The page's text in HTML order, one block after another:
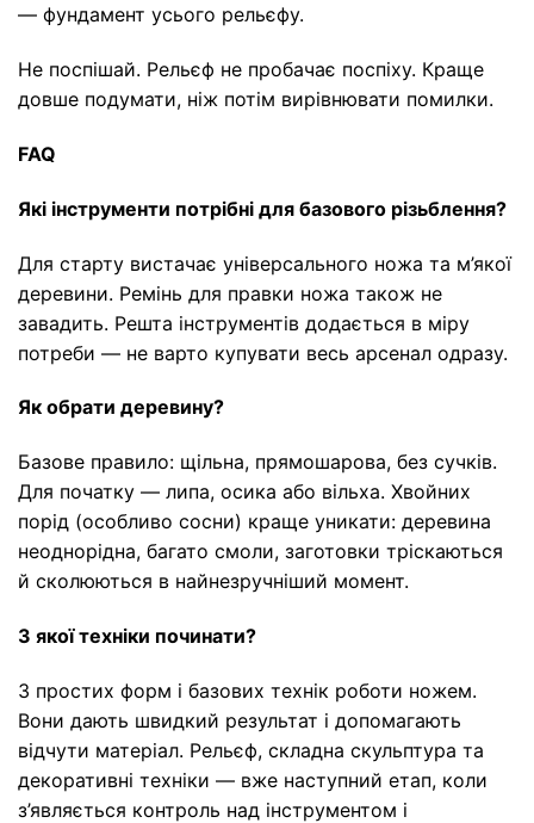
— фундамент усього рельєфу.
Не поспішай. Рельєф не пробачає поспіху. Краще
довше подумати, ніж потім вирівнювати помилки.
FAQ
Які інструменти потрібні для базового різьблення?
Для старту вистачає універсального ножа та м’якої
деревини. Ремінь для правки ножа також не
завадить. Решта інструментів додається в міру
потреби — не варто купувати весь арсенал одразу.
Як обрати деревину?
Базове правило: щільна, прямошарова, без сучків.
Для початку — липа, осика або вільха. Хвойних
порід (особливо сосни) краще уникати: деревина
неоднорідна, багато смоли, заготовки тріскаються
й сколюються в найнезручніший момент.
З якої техніки починати?
З простих форм і базових технік роботи ножем.
Вони дають швидкий результат і допомагають
відчути матеріал. Рельєф, складна скульптура та
декоративні техніки — вже наступний етап, коли
з’являється контроль над інструментом і